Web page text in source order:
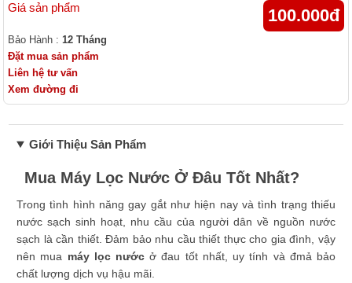
Giá sản phẩm 100.000đ
Bảo Hành :12 Tháng
Đặt mua sản phẩm
Liên hệ tư vấn
Xem đường đi
Giới Thiệu Sản Phẩm
Mua Máy Lọc Nước Ở Đâu Tốt Nhất?
Trong tình hình năng gay gắt như hiện nay và tình trạng thiếu
nước sạch sinh hoạt, nhu cầu của người dân về nguồn nước
sạch là cần thiết. Đảm bảo nhu cầu thiết thực cho gia đình, vậy
nên mua máy lọc nướcở đau tốt nhất, uy tính và đmả bảo
chất lượng dịch vụ hậu mãi.